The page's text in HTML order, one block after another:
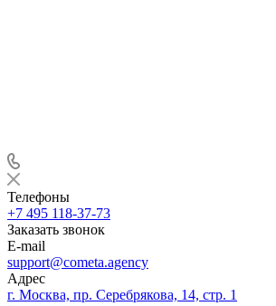
Телефоны
+7 495 118-37-73
Заказать звонок
E-mail
support@cometa.agency
Адрес
г. Москва, пр. Серебрякова, 14, стр. 1